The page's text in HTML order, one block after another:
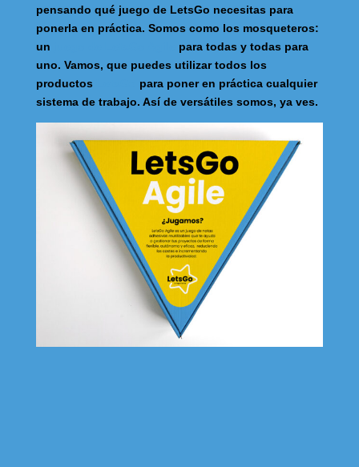
pensando qué juego de LetsGo necesitas para
ponerla en práctica. Somos como los mosqueteros:
un
para todas y todas para
uno. Vamos, que puedes utilizar todos los
productos
para poner en práctica cualquier
sistema de trabajo. Así de versátiles somos, ya ves.